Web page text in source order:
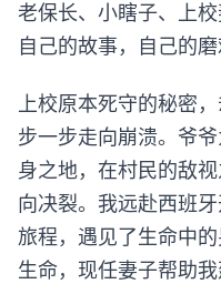
老保长、小瞎子、上
自己的故事，自己的磨
上校原本死守的秘密
步一步走向崩溃。爷
身之地，在村民的敌
向决裂。我远赴西班
旅程，遇见了生命中
生命，现任妻子帮助